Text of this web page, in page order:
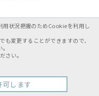
用状況把握のためCookieを利用し
変更することができますので、
さい。
可します